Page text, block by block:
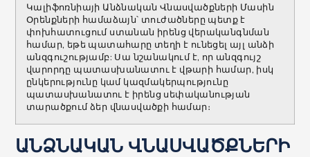
Կալիֆոռնիայի Անձնական Վնասվածքների Մասին
Օրենքների համաձայն՝ տուժածները պետք է
փոխհատուցում ստանան իրենց վերականգնման
համար, եթե պատահարը տեղի է ունեցել այլ անձի
անզգուշությամբ: Սա նշանակում է, որ անզգույշ
վարորդը պատասխանատու է վթարի համար, իսկ
ընկերությունը կամ կազմակերպությունը
պատասխանատու է իրենց սեփականության
տարածքում ձեր վնասվածքի համար։
ԱՆՁՆԱԿԱՆ ՎՆԱՍՎԱԾՔՆԵՐԻ